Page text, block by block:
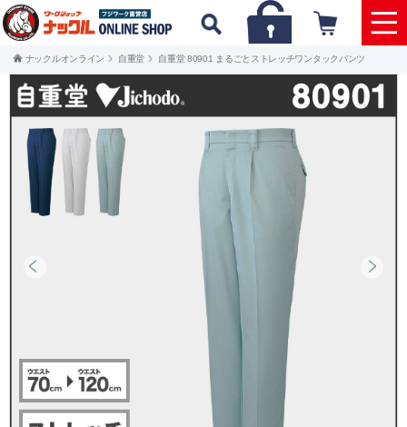
ナックルオンライン 自重堂 自重堂 80901 まるごとストレッチワンタックパンツ